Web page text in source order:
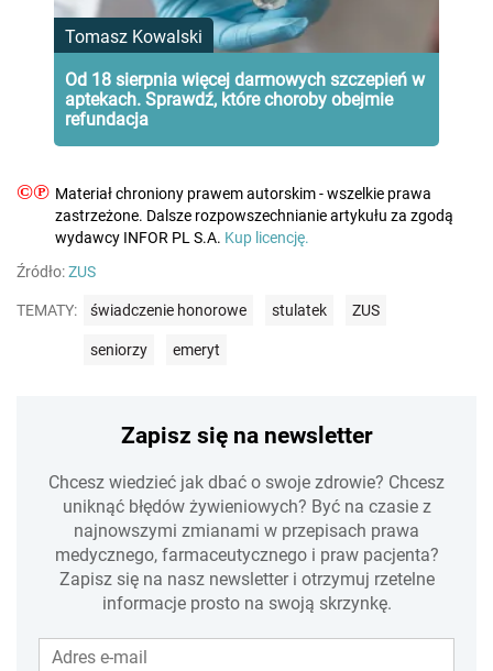
Tomasz Kowalski
Od 18 sierpnia więcej darmowych szczepień w
aptekach. Sprawdź, które choroby obejmie
refundacja
©℗ Materiał chroniony prawem autorskim - wszelkie prawa
zastrzeżone. Dalsze rozpowszechnianie artykułu za zgodą
wydawcy INFOR PL S.A. Kup licencję.
Źródło:ZUS
TEMATY: świadczenie honorowe stulatek ZUS
seniorzy emeryt
Zapisz się na newsletter
Chcesz wiedzieć jak dbać o swoje zdrowie? Chcesz
uniknąć błędów żywieniowych? Być na czasie z
najnowszymi zmianami w przepisach prawa
medycznego, farmaceutycznego i praw pacjenta?
Zapisz się na nasz newsletter i otrzymuj rzetelne
informacje prosto na swoją skrzynkę.